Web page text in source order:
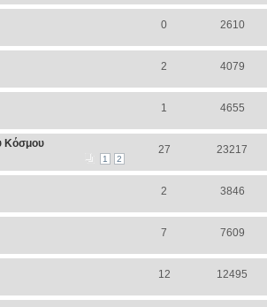
0 2610
2 4079
1 4655
Κόσμου
1 2
27 23217
2 3846
7 7609
12 12495